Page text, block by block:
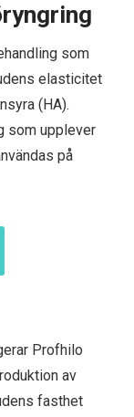
som
elasticitet
(HA).
som upplever
på
Profhilo
av
fasthet